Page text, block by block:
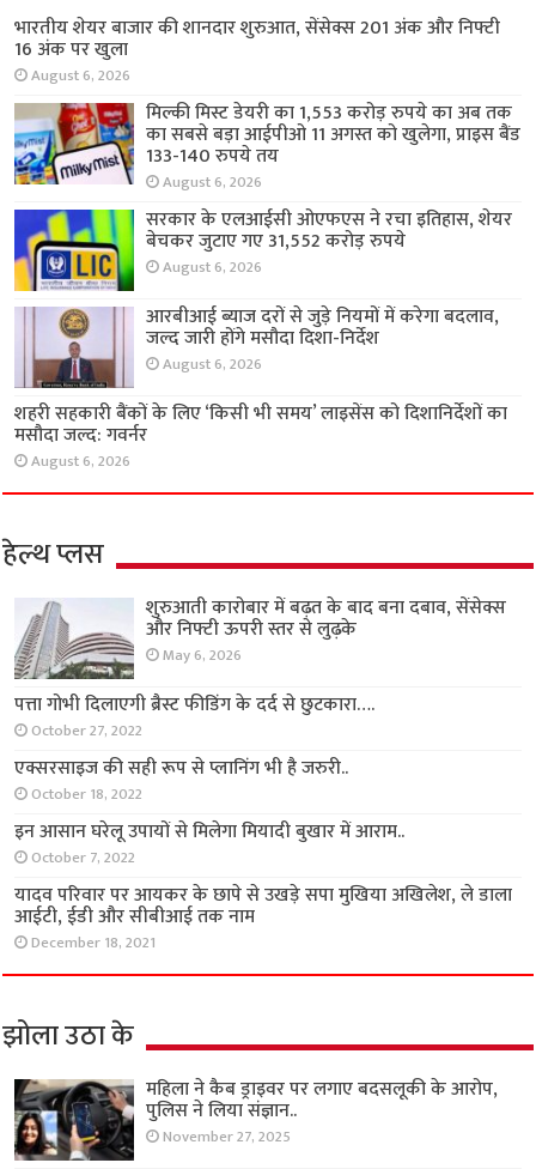
भारतीय शेयर बाजार की शानदार शुरुआत, सेंसेक्स 201 अंक और निफ्टी
16 अंक पर खुला
August 6, 2026
मिल्की मिस्ट डेयरी का 1,553 करोड़ रुपये का अब तक
का सबसे बड़ा आईपीओ 11 अगस्त को खुलेगा, प्राइस बैंड
133-140 रुपये तय
August 6, 2026
सरकार के एलआईसी ओएफएस ने रचा इतिहास, शेयर
बेचकर जुटाए गए 31,552 करोड़ रुपये
August 6, 2026
आरबीआई ब्याज दरों से जुड़े नियमों में करेगा बदलाव,
जल्द जारी होंगे मसौदा दिशा-निर्देश
August 6, 2026
शहरी सहकारी बैंकों के लिए ‘किसी भी समय’ लाइसेंस को दिशानिर्देशों का
मसौदा जल्द: गवर्नर
August 6, 2026
हेल्थ प्लस
शुरुआती कारोबार में बढ़त के बाद बना दबाव, सेंसेक्स
और निफ्टी ऊपरी स्तर से लुढ़के
May 6, 2026
पत्ता गोभी दिलाएगी ब्रैस्ट फीडिंग के दर्द से छुटकारा….
October 27, 2022
एक्सरसाइज की सही रूप से प्लानिंग भी है जरुरी..
October 18, 2022
इन आसान घरेलू उपायों से मिलेगा मियादी बुखार में आराम..
October 7, 2022
यादव परिवार पर आयकर के छापे से उखड़े सपा मुखिया अखिलेश, ले डाला
आईटी, ईडी और सीबीआई तक नाम
December 18, 2021
झोला उठा के
महिला ने कैब ड्राइवर पर लगाए बदसलूकी के आरोप,
पुलिस ने लिया संज्ञान..
November 27, 2025